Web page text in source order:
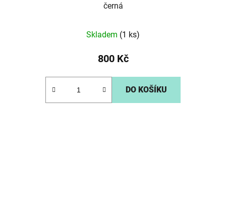
černá
Skladem (1 ks)
800 Kč
DO KOŠÍKU